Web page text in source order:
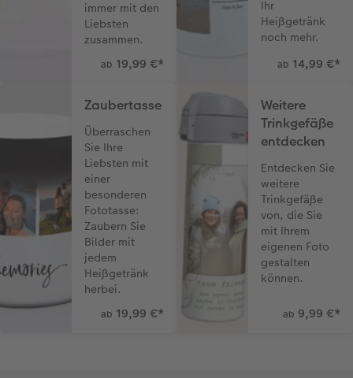
immer mit den
Liebsten
zusammen.
ab 19,99 €*
Ihr
Heißgetränk
noch mehr.
ab 14,99 €*
Zaubertasse
Überraschen
Sie Ihre
Liebsten mit
einer
besonderen
Fototasse:
Zaubern Sie
Bilder mit
jedem
Heißgetränk
herbei.
ab 19,99 €*
Weitere
Trinkgefäße
entdecken
Entdecken Sie
weitere
Trinkgefäße
von, die Sie
mit Ihrem
eigenen Foto
gestalten
können.
ab 9,99 €*